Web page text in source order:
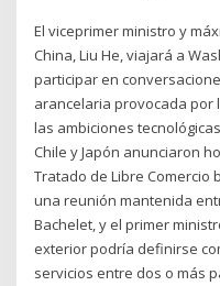
El viceprimer ministro y
China, Liu He, viajará a
participar en
arancelaria provocada por
las ambiciones
Chile y Japón anunciaron
Tratado de Libre Comercio
una reunión mantenida
Bachelet, y el primer
exterior podría definirse
servicios entre dos o más